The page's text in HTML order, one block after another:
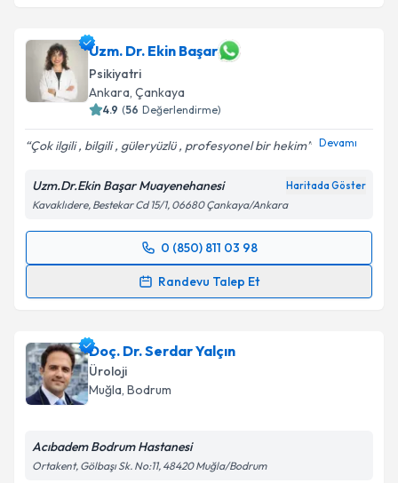
Uzm. Dr. Ekin Başar
Psikiyatri
Ankara, Çankaya
4.9 (56 Değerlendirme)
Çok ilgili , bilgili , güleryüzlü , profesyonel bir hekim Devamı
Uzm.Dr.Ekin Başar Muayenehanesi Haritada Göster
Kavaklıdere, Bestekar Cd 15/1, 06680 Çankaya/Ankara
0 (850) 811 03 98
Randevu Talep Et
Randevu Takvimi Talebi
takvim hazırlandığında e-posta ile bilgilendireceğiz.
E-posta Adresiniz
Kişisel verilerimin işlenmesine ilişkin
Doç. Dr. Serdar Yalçın
Üroloji
Muğla, Bodrum
Acıbadem Bodrum Hastanesi
Ortakent, Gölbaşı Sk. No:11, 48420 Muğla/Bodrum